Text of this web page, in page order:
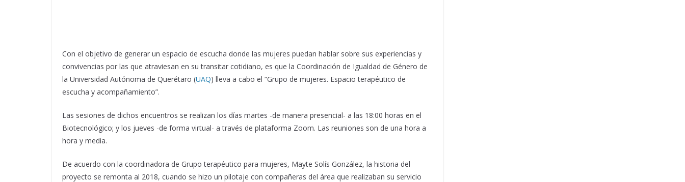
Con el objetivo de generar un espacio de escucha donde las mujeres puedan hablar sobre sus experiencias y
convivencias por las que atraviesan en su transitar cotidiano, es que la Coordinación de Igualdad de Género de
la Universidad Autónoma de Querétaro (UAQ) lleva a cabo el “Grupo de mujeres. Espacio terapéutico de
escucha y acompañamiento”.
Las sesiones de dichos encuentros se realizan los días martes -de manera presencial- a las 18:00 horas en el
Biotecnológico; y los jueves -de forma virtual- a través de plataforma Zoom. Las reuniones son de una hora a
hora y media.
De acuerdo con la coordinadora de Grupo terapéutico para mujeres, Mayte Solís González, la historia del
proyecto se remonta al 2018, cuando se hizo un pilotaje con compañeras del área que realizaban su servicio